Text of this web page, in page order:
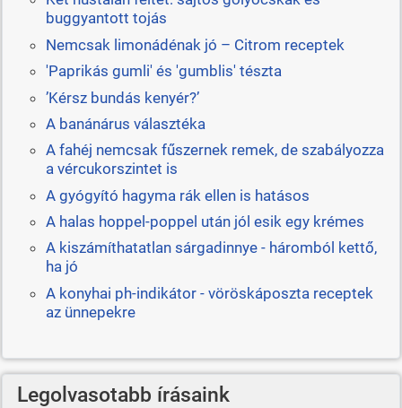
buggyantott tojás
Nemcsak limonádénak jó – Citrom receptek
'Paprikás gumli' és 'gumblis' tészta
’Kérsz bundás kenyér?’
A banánárus választéka
A fahéj nemcsak fűszernek remek, de szabályozza
a vércukorszintet is
A gyógyító hagyma rák ellen is hatásos
A halas hoppel-poppel után jól esik egy krémes
A kiszámíthatatlan sárgadinnye - háromból kettő,
ha jó
A konyhai ph-indikátor - vöröskáposzta receptek
az ünnepekre
Legolvasotabb írásaink